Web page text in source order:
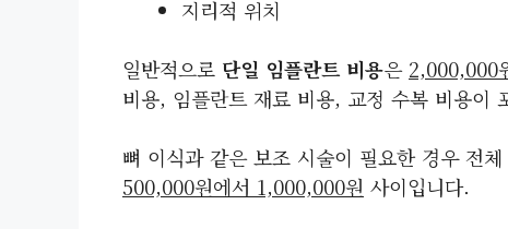
지리적 위치
일반적으로 단일 임플란트 비용은 2,000,000
비용, 임플란트 재료 비용, 교정 수복 비용이
뼈 이식과 같은 보조 시술이 필요한 경우 전
500,000원에서 1,000,000원 사이입니다.